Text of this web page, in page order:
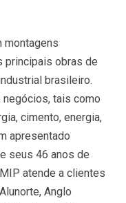
montagens
principais obras de
brasileiro.
tais como
cimento, energia,
apresentado
seus 46 anos de
atende a clientes
Anglo